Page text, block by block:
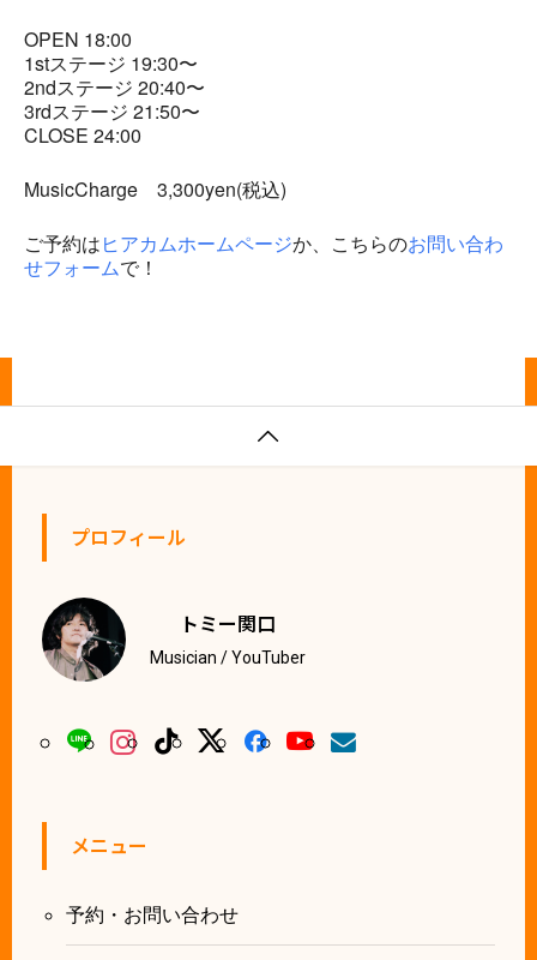
OPEN 18:00
1stステージ 19:30〜
2ndステージ 20:40〜
3rdステージ 21:50〜
CLOSE 24:00
MusicCharge 3,300yen(税込)
ご予約はヒアカムホームページか、こちらのお問い合わ
せフォームで！

プロフィール
トミー関口
Musician / YouTuber
メニュー
予約・お問い合わせ